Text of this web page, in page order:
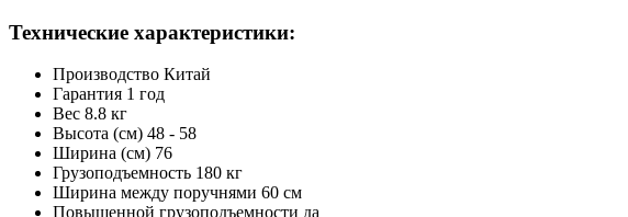
Технические характеристики:
Производство Китай
Гарантия 1 год
Вес 8.8 кг
Высота (см) 48 - 58
Ширина (см) 76
Грузоподъемность 180 кг
Ширина между поручнями 60 см
Повышенной грузоподъемности да